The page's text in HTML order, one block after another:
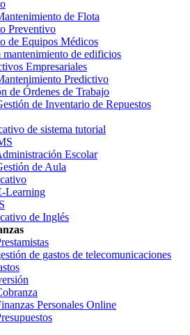
de Flota
Preventivo
de Equipos Médicos
mantenimiento de edificios
Empresariales
Predictivo
de Órdenes de Trabajo
de Inventario de Repuestos
de sistema tutorial
Escolar
de Aula
Learning
de Inglés
de gastos de telecomunicaciones
Personales Online